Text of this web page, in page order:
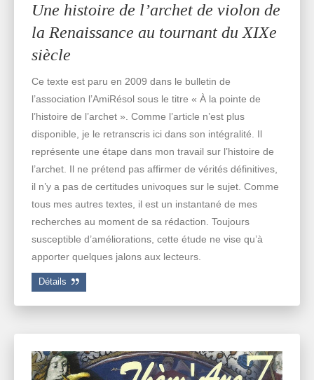
Une histoire de l’archet de violon de
la Renaissance au tournant du XIXe
siècle
Ce texte est paru en 2009 dans le bulletin de
l’association l’AmiRésol sous le titre « À la pointe de
l’histoire de l’archet ». Comme l’article n’est plus
disponible, je le retranscris ici dans son intégralité. Il
représente une étape dans mon travail sur l’histoire de
l’archet. Il ne prétend pas affirmer de vérités définitives,
il n’y a pas de certitudes univoques sur le sujet. Comme
tous mes autres textes, il est un instantané de mes
recherches au moment de sa rédaction. Toujours
susceptible d’améliorations, cette étude ne vise qu’à
apporter quelques jalons aux lecteurs.
Détails